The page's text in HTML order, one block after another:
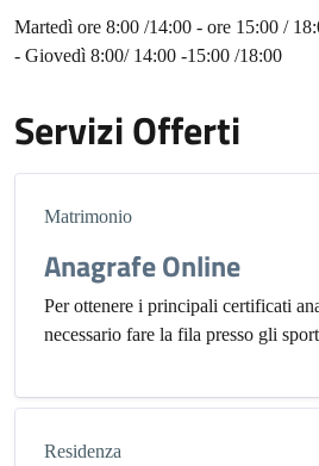
Martedì ore 8:00 /14:00 - ore 15:00 /
- Giovedì 8:00/ 14:00 -15:00 /18:00
Servizi Offerti
Matrimonio
Anagrafe Online
Per ottenere i principali certificati
necessario fare la fila presso gli
Residenza